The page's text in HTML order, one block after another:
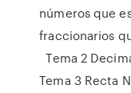
números que
fraccionarios
Tema 2
Tema 3 Recta